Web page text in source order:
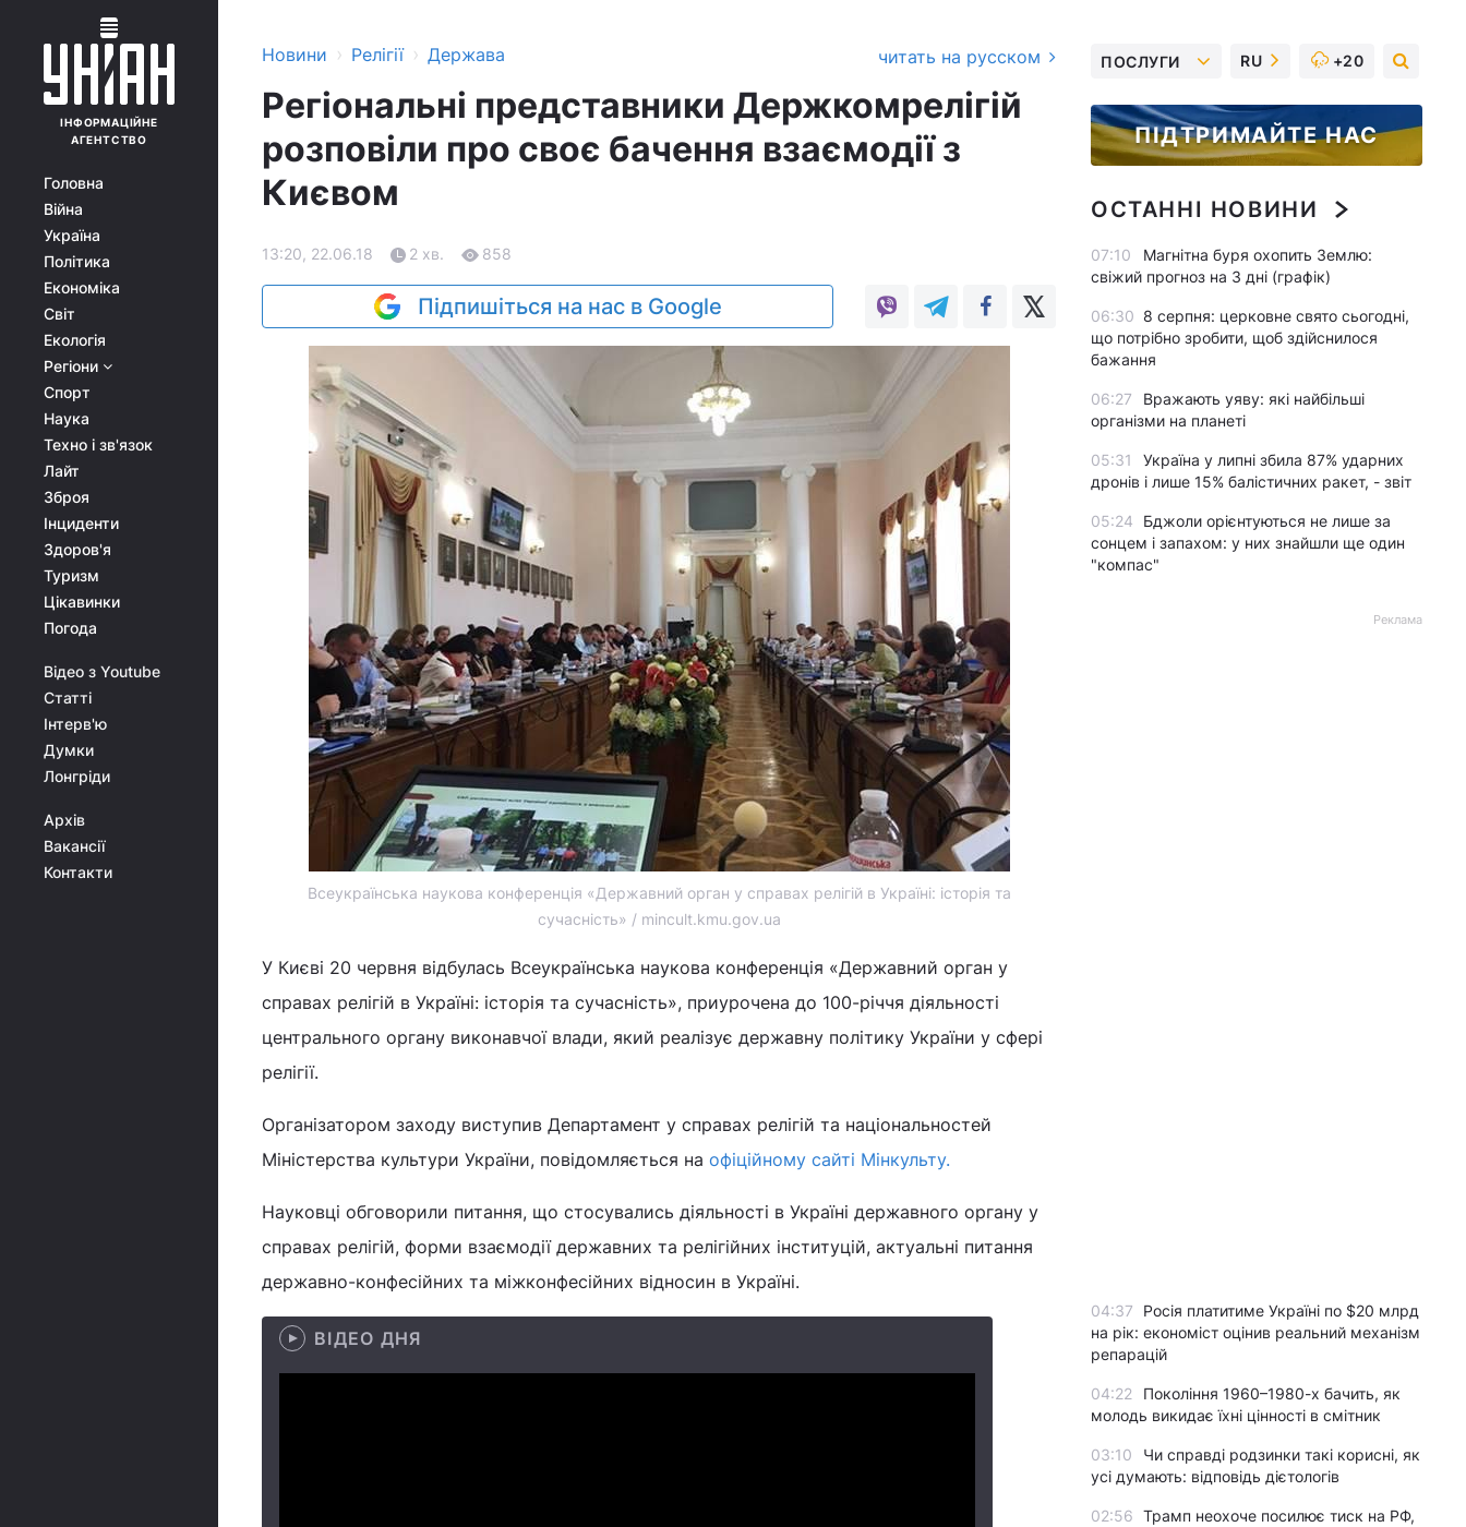
ІНФОРМАЦІЙНЕ
АГЕНТСТВО
Головна
Війна
Україна
Політика
Економіка
Світ
Екологія
Регіони
Спорт
Наука
Техно і зв'язок
Лайт
Зброя
Інциденти
Здоров'я
Туризм
Цікавинки
Погода
Відео з Youtube
Статті
Інтерв'ю
Думки
Лонгріди
Архів
Вакансії
Контакти
Новини › Релігії › Держава читать на русском
Регіональні представники Держкомрелігій
розповіли про своє бачення взаємодії з
Києвом
13:20, 22.06.18 2 хв. 858
Підпишіться на нас в Google
Всеукраїнська наукова конференція «Державний орган у справах релігій в Україні: історія та
сучасність» / mincult.kmu.gov.ua
У Києві 20 червня відбулась Всеукраїнська наукова конференція «Державний орган у
справах релігій в Україні: історія та сучасність», приурочена до 100-річчя діяльності
центрального органу виконавчої влади, який реалізує державну політику України у сфері
релігії.
Організатором заходу виступив Департамент у справах релігій та національностей
Міністерства культури України, повідомляється на офіційному сайті Мінкульту.
Науковці обговорили питання, що стосувались діяльності в Україні державного органу у
справах релігій, форми взаємодії державних та релігійних інституцій, актуальні питання
державно-конфесійних та міжконфесійних відносин в Україні.
ВІДЕО ДНЯ
ПОСЛУГИ RU +20
ПІДТРИМАЙТЕ НАС
ОСТАННІ НОВИНИ
07:10
Магнітна буря охопить Землю:
свіжий прогноз на 3 дні (графік)
06:30 8 серпня: церковне свято сьогодні,
що потрібно зробити, щоб здійснилося
бажання
06:27
Вражають уяву: які найбільші
організми на планеті
05:31
Україна у липні збила 87% ударних
дронів і лише 15% балістичних ракет, - звіт
05:24
Бджоли орієнтуються не лише за
сонцем і запахом: у них знайшли ще один
"компас"
Реклама
04:37
Росія платитиме Україні по $20 млрд
на рік: економіст оцінив реальний механізм
репарацій
04:22
Покоління 1960–1980-х бачить, як
молодь викидає їхні цінності в смітник
03:10
Чи справді родзинки такі корисні, як
усі думають: відповідь дієтологів
02:56 Трамп неохоче посилює тиск на РФ,